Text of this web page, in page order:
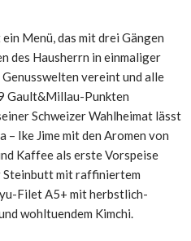
Menü, das mit drei Gängen
des Hausherrn in einmaliger
vereint und alle
Gault&Millau-Punkten
Schweizer Wahlheimat lässt
Ike Jime mit den Aromen von
Kaffee als erste Vorspeise
mit raffiniertem
Filet A5+ mit herbstlich-
wohltuendem Kimchi.